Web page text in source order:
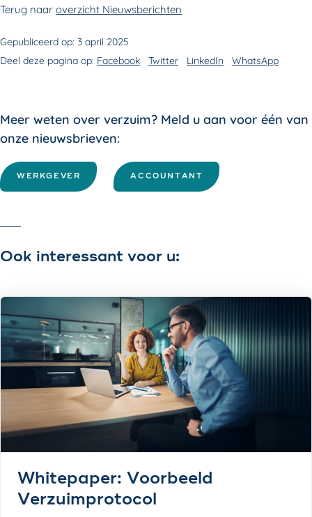
Terug naar overzicht Nieuwsberichten
Gepubliceerd op: 3 april 2025
Deel deze pagina op: Facebook Twitter LinkedIn WhatsApp
Meer weten over verzuim? Meld u aan voor één van
onze nieuwsbrieven:
WERKGEVER ACCOUNTANT
Ook interessant voor u:
Whitepaper: Voorbeeld
Verzuimprotocol